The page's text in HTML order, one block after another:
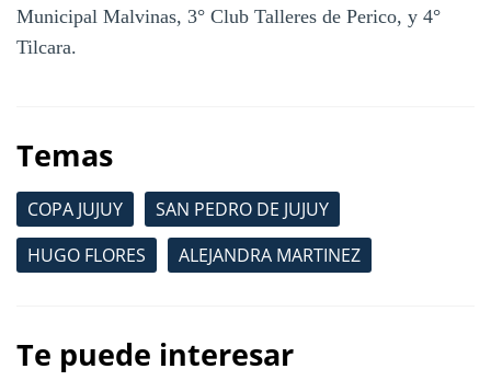
Municipal Malvinas, 3° Club Talleres de Perico, y 4°
Tilcara.
Temas
COPA JUJUY
SAN PEDRO DE JUJUY
HUGO FLORES
ALEJANDRA MARTINEZ
Te puede interesar